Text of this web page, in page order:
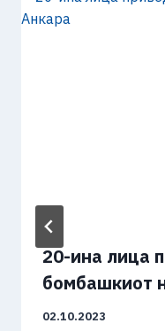
20-ина лица
бомбашкиот
02.10.2023